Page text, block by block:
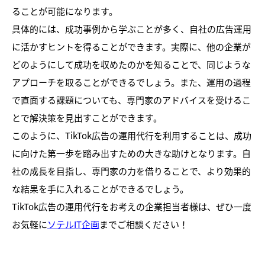
ることが可能になります。
具体的には、成功事例から学ぶことが多く、自社の広告運用
に活かすヒントを得ることができます。実際に、他の企業が
どのようにして成功を収めたのかを知ることで、同じような
アプローチを取ることができるでしょう。また、運用の過程
で直面する課題についても、専門家のアドバイスを受けるこ
とで解決策を見出すことができます。
このように、TikTok広告の運用代行を利用することは、成功
に向けた第一歩を踏み出すための大きな助けとなります。自
社の成長を目指し、専門家の力を借りることで、より効果的
な結果を手に入れることができるでしょう。
TikTok広告の運用代行をお考えの企業担当者様は、ぜひ一度
お気軽にソテルIT企画までご相談ください！